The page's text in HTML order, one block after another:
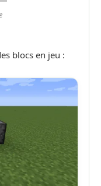
blocs en jeu :